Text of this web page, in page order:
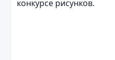
конкурсе рисунков.